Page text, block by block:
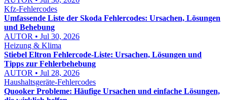
Kfz-Fehlercodes
Umfassende Liste der Skoda Fehlercodes: Ursachen, Lösungen
und Behebung
AUTOR • Jul 30, 2026
Heizung & Klima
Stiebel Eltron Fehlercode-Liste: Ursachen, Lösungen und
Tipps zur Fehlerbehebung
AUTOR • Jul 28, 2026
Haushaltsgeräte-Fehlercodes
Quooker Probleme: Häufige Ursachen und einfache Lösungen,